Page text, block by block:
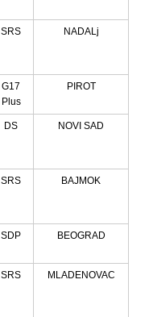
SRS NADALj
G17
Plus
PIROT
DS NOVI SAD
SRS BAJMOK
SDP BEOGRAD
SRS MLADENOVAC